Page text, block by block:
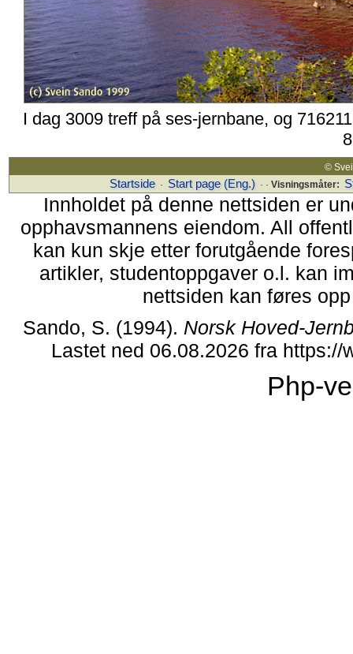
I dag 3009 treff på ses-jernbane, og
©
Startside · Start page (Eng.) · · Visningsmåter:
Innholdet på denne nettsiden er
opphavsmannens eiendom. All
kan kun skje etter forutgående
artikler, studentoppgaver o.l. kan
nettsiden kan føres
Sando, S. (1994). Norsk Hoved-
Lastet ned 06.08.2026 fra
Php-